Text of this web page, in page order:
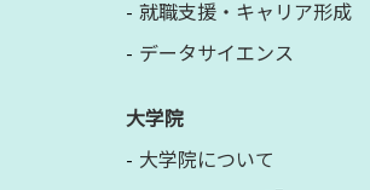
就職支援・キャリア形成
データサイエンス
大学院
大学院について